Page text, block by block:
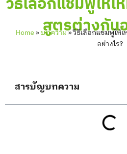
สูตรต่างกัน
Home»บทความ»วิธีเลือกแชมพูให้
อย่างไร?
สารบัญบทความ